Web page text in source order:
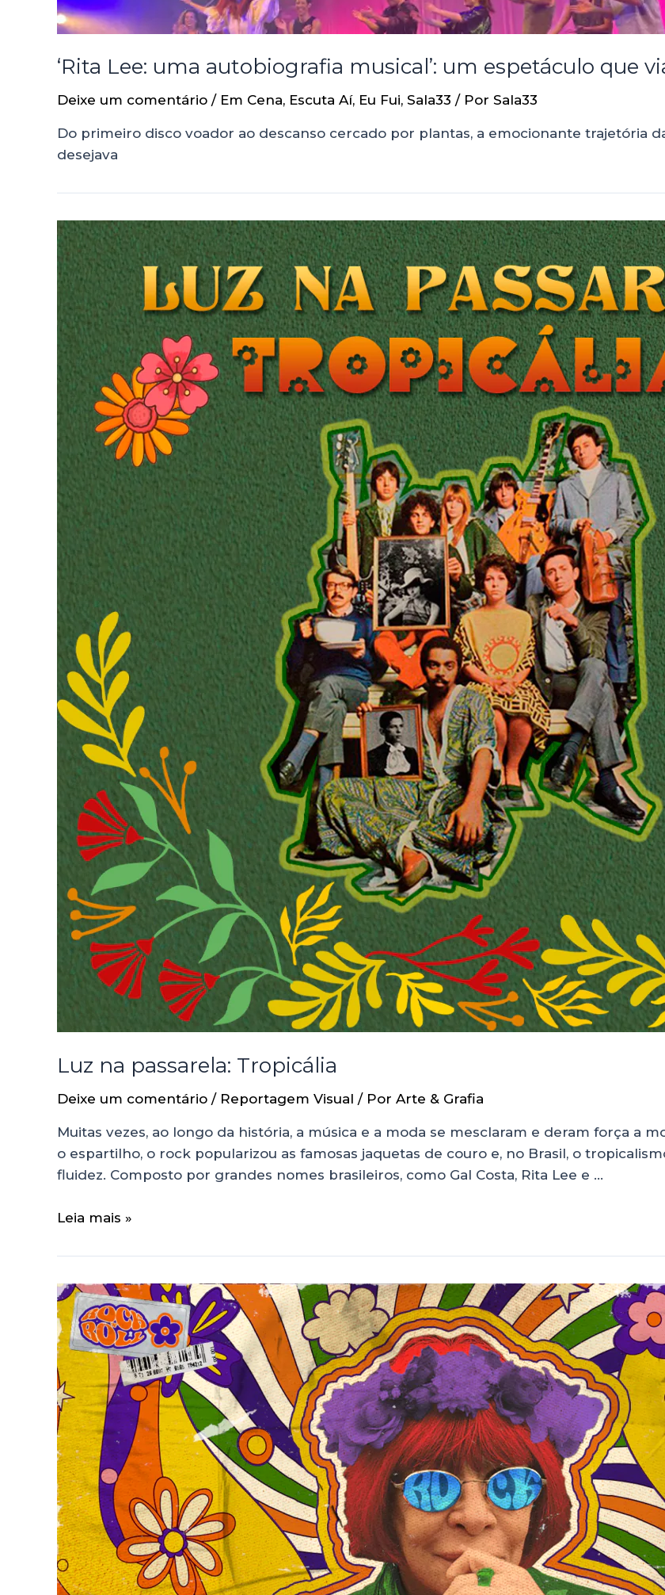
‘Rita Lee: uma autobiografia musical’: um espetáculo que
Deixe um comentário / Em Cena, Escuta Aí, Eu Fui, Sala33 / Por Sala33
Do primeiro disco voador ao descanso cercado por plantas, a emocionante trajetória
desejava
Luz na passarela: Tropicália
Deixe um comentário / Reportagem Visual / Por Arte & Grafia
Muitas vezes, ao longo da história, a música e a moda se mesclaram e deram força a
o espartilho, o rock popularizou as famosas jaquetas de couro e, no Brasil, o
fluidez. Composto por grandes nomes brasileiros, como Gal Costa, Rita Lee e …
Leia mais »